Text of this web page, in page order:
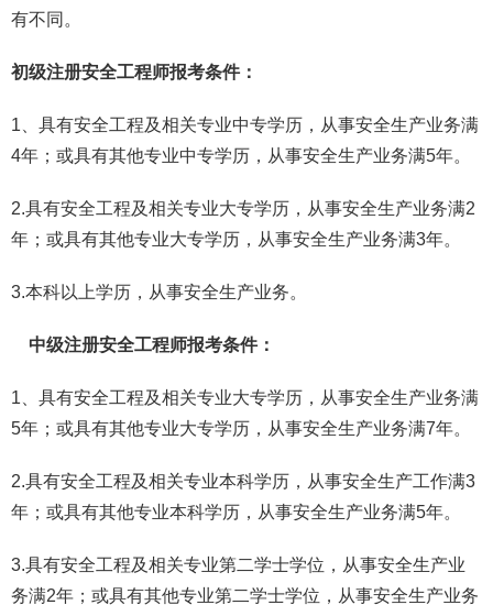
有不同。
初级注册安全工程师报考条件：
1、具有安全工程及相关专业中专学历，从事安全生产业务满
4年；或具有其他专业中专学历，从事安全生产业务满5年。
2.具有安全工程及相关专业大专学历，从事安全生产业务满2
年；或具有其他专业大专学历，从事安全生产业务满3年。
3.本科以上学历，从事安全生产业务。
中级注册安全工程师报考条件：
1、具有安全工程及相关专业大专学历，从事安全生产业务满
5年；或具有其他专业大专学历，从事安全生产业务满7年。
2.具有安全工程及相关专业本科学历，从事安全生产工作满3
年；或具有其他专业本科学历，从事安全生产业务满5年。
3.具有安全工程及相关专业第二学士学位，从事安全生产业
务满2年；或具有其他专业第二学士学位，从事安全生产业务